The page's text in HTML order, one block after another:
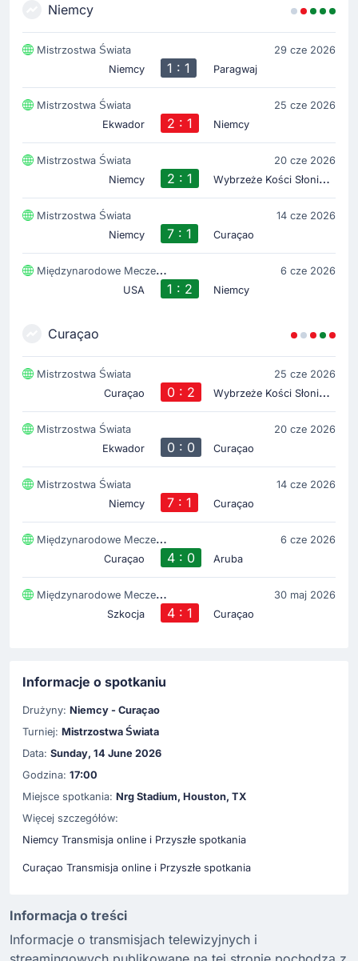
Rozpoczecie spotkania
Niemcy
Mistrzostwa Świata
29 cze 2026
Niemcy
1 : 1 Paragwaj
Mistrzostwa Świata
25 cze 2026
Ekwador
2 : 1 Niemcy
Mistrzostwa Świata
20 cze 2026
Niemcy
2 : 1 W
ybrzeże Kości Słoniowej
Mistrzostwa Świata
14 cze 2026
Niemcy
7 : 1 Curaçao
Międzynarodowe Mecze Towarzyskie
6 cze 2026
USA
1 : 2 Niemcy
Curaçao
Mistrzostwa Świata
25 cze 2026
Curaçao
0 : 2 W
ybrzeże Kości Słoniowej
Mistrzostwa Świata
20 cze 2026
Ekwador
0 : 0 Curaçao
Mistrzostwa Świata
14 cze 2026
Niemcy
7 : 1 Curaçao
Międzynarodowe Mecze Towarzyskie
6 cze 2026
Curaçao
4 : 0 Aruba
Międzynarodowe Mecze Towarzyskie
30 maj 2026
Szkocja
4 : 1 Curaçao
Informacje o spotkaniu
Drużyny: Niemcy - Curaçao
Turniej: Mistrzostwa Świata
Data: Sunday, 14 June 2026
Godzina: 17:00
Miejsce spotkania: Nrg Stadium, Houston, TX
Więcej szczegółów:
Niemcy Transmisja online i Przyszłe spotkania
Curaçao Transmisja online i Przyszłe spotkania
Informacja o treści
Informacje o transmisjach telewizyjnych i